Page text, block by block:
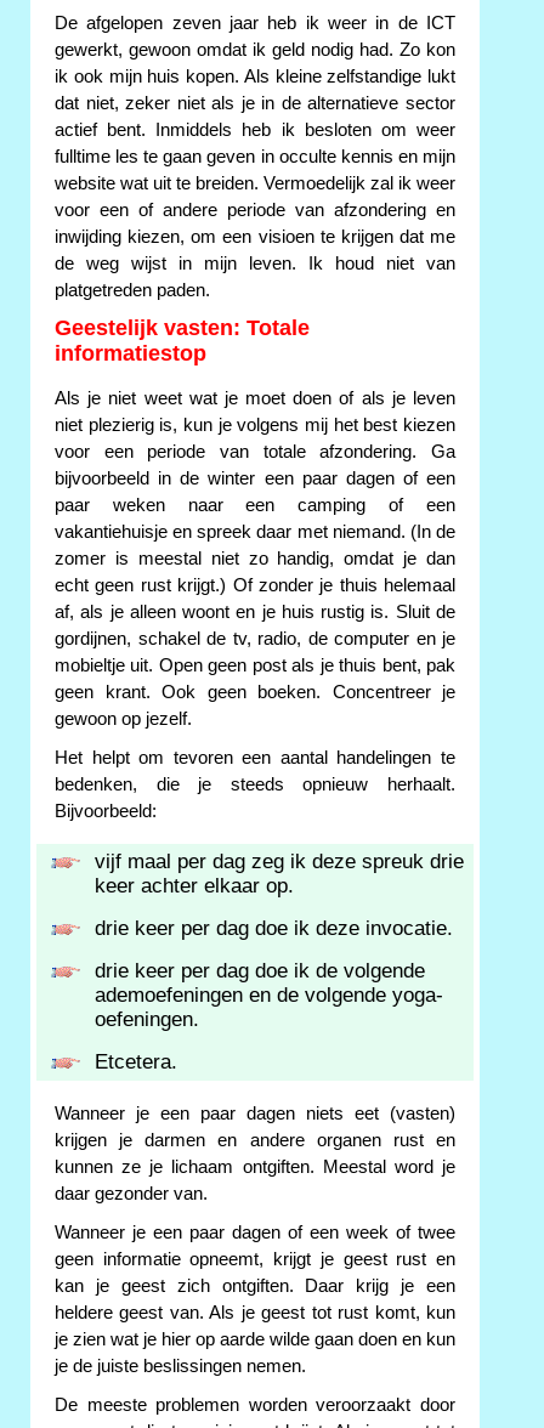
De afgelopen zeven jaar heb ik weer in de ICT
gewerkt, gewoon omdat ik geld nodig had. Zo kon
ik ook mijn huis kopen. Als kleine zelfstandige lukt
dat niet, zeker niet als je in de alternatieve sector
actief bent. Inmiddels heb ik besloten om weer
fulltime les te gaan geven in occulte kennis en mijn
website wat uit te breiden. Vermoedelijk zal ik weer
voor een of andere periode van afzondering en
inwijding kiezen, om een visioen te krijgen dat me
de weg wijst in mijn leven. Ik houd niet van
platgetreden paden.
Geestelijk vasten: Totale
informatiestop
Als je niet weet wat je moet doen of als je leven
niet plezierig is, kun je volgens mij het best kiezen
voor een periode van totale afzondering. Ga
bijvoorbeeld in de winter een paar dagen of een
paar weken naar een camping of een
vakantiehuisje en spreek daar met niemand. (In de
zomer is meestal niet zo handig, omdat je dan
echt geen rust krijgt.) Of zonder je thuis helemaal
af, als je alleen woont en je huis rustig is. Sluit de
gordijnen, schakel de tv, radio, de computer en je
mobieltje uit. Open geen post als je thuis bent, pak
geen krant. Ook geen boeken. Concentreer je
gewoon op jezelf.
Het helpt om tevoren een aantal handelingen te
bedenken, die je steeds opnieuw herhaalt.
Bijvoorbeeld:
vijf maal per dag zeg ik deze spreuk drie
keer achter elkaar op.
drie keer per dag doe ik deze invocatie.
drie keer per dag doe ik de volgende
ademoefeningen en de volgende yoga-
oefeningen.
Etcetera.
Wanneer je een paar dagen niets eet (vasten)
krijgen je darmen en andere organen rust en
kunnen ze je lichaam ontgiften. Meestal word je
daar gezonder van.
Wanneer je een paar dagen of een week of twee
geen informatie opneemt, krijgt je geest rust en
kan je geest zich ontgiften. Daar krijg je een
heldere geest van. Als je geest tot rust komt, kun
je zien wat je hier op aarde wilde gaan doen en kun
je de juiste beslissingen nemen.
De meeste problemen worden veroorzaakt door